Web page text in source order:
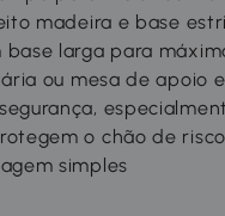
madeira e base
larga para
ou mesa de apoio
o chão de
simples